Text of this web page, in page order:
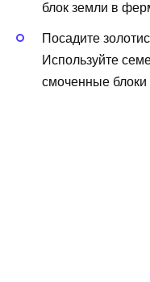
блок земли в
Посадите
Используйте
смоченные блоки